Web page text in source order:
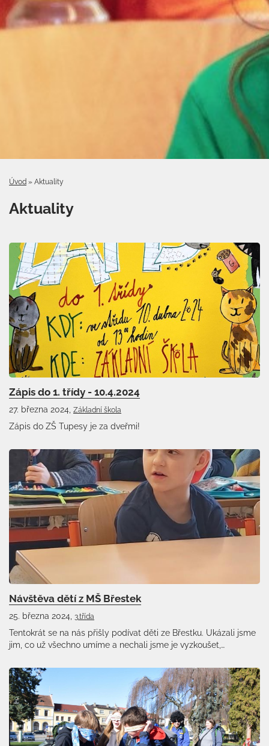
Úvod » Aktuality
Aktuality
Zápis do 1. třídy - 10.4.2024
27. března 2024, Základní škola
Zápis do ZŠ Tupesy je za dveřmi!
Návštěva dětí z MŠ Břestek
25. března 2024, 3.třída
Tentokrát se na nás přišly podívat děti ze Břestku. Ukázali jsme
jim, co už všechno umíme a nechali jsme je vyzkoušet,…